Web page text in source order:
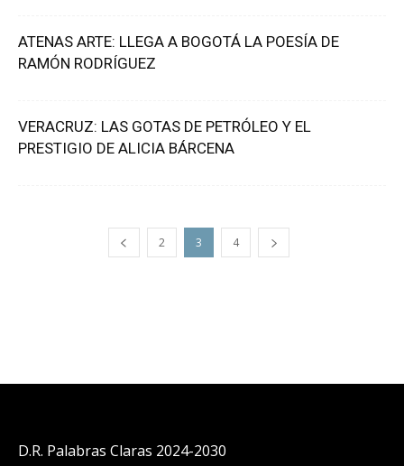
ATENAS ARTE: LLEGA A BOGOTÁ LA POESÍA DE
RAMÓN RODRÍGUEZ
VERACRUZ: LAS GOTAS DE PETRÓLEO Y EL
PRESTIGIO DE ALICIA BÁRCENA
2 3 4
D.R. Palabras Claras 2024-2030